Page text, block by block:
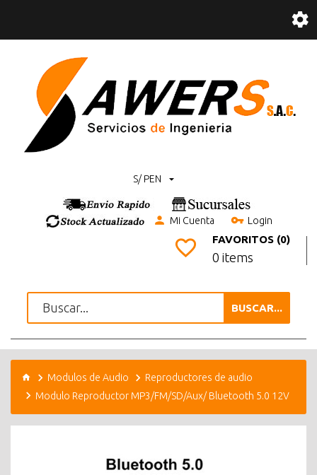
S/ PEN
Mi Cuenta Login
FAVORITOS (0)
0 items
BUSCAR...
Modulos de Audio
Reproductores de audio
Modulo Reproductor MP3/FM/SD/Aux/ Bluetooth 5.0 12V